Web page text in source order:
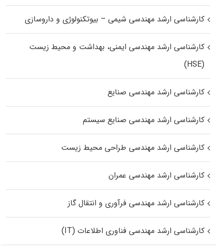
کارشناسی ارشد مهندسی شیمی – بیوتکنولوژی و داروسازی
کارشناسی ارشد مهندسی ایمنی، بهداشت و محیط زیست
(HSE)
کارشناسی ارشد مهندسی صنایع
کارشناسی ارشد مهندسی صنایع سیستم
کارشناسی ارشد مهندسی طراحی محیط زیست
کارشناسی ارشد مهندسی عمران
کارشناسی ارشد مهندسی فرآوری و انتقال گاز
کارشناسی ارشد مهندسی فناوری اطلاعات (IT)